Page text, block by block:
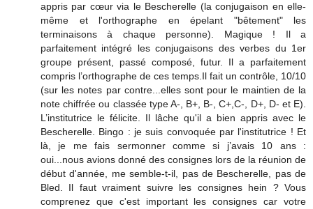
appris par cœur via le Bescherelle (la conjugaison en elle-
même et l'orthographe en épelant "bêtement" les
terminaisons à chaque personne). Magique ! Il a
parfaitement intégré les conjugaisons des verbes du 1er
groupe présent, passé composé, futur. Il a parfaitement
compris l’orthographe de ces temps.Il fait un contrôle, 10/10
(sur les notes par contre...elles sont pour le maintien de la
note chiffrée ou classée type A-, B+, B-, C+,C-, D+, D- et E).
L’institutrice le félicite. Il lâche qu'il a bien appris avec le
Bescherelle. Bingo : je suis convoquée par l'institutrice ! Et
là, je me fais sermonner comme si j’avais 10 ans :
oui...nous avions donné des consignes lors de la réunion de
début d'année, me semble-t-il, pas de Bescherelle, pas de
Bled. Il faut vraiment suivre les consignes hein ? Vous
comprenez que c'est important les consignes car votre